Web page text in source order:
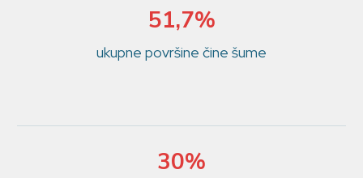
51,7%
ukupne površine čine šume
30%